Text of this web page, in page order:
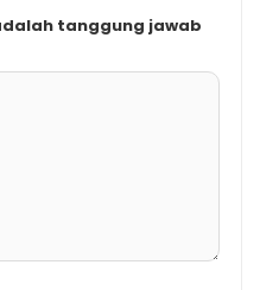
tanggung jawab